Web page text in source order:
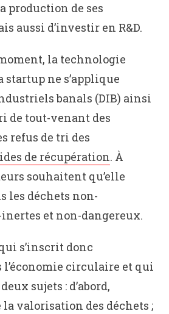
production de ses
aussi d’investir en R&D.
la technologie
startup ne s’applique
banals (DIB) ainsi
de tout-venant des
refus de tri des
de récupération. À
souhaitent qu’elle
les déchets non-
et non-dangereux.
s’inscrit donc
circulaire et qui
sujets : d’abord,
valorisation des déchets ;